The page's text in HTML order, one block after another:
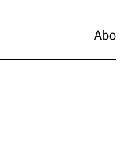
Abo